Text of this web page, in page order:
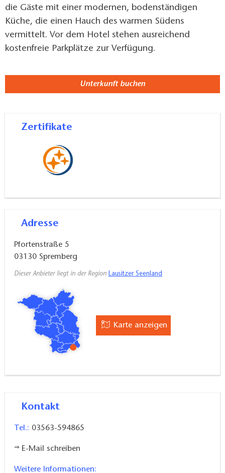
die Gäste mit einer modernen, bodenständigen
Küche, die einen Hauch des warmen Südens
vermittelt. Vor dem Hotel stehen ausreichend
kostenfreie Parkplätze zur Verfügung.
Unterkunft buchen
Zertifikate
Adresse
Pfortenstraße 5
03130 Spremberg
Dieser Anbieter liegt in der Region Lausitzer Seenland
Karte anzeigen
Kontakt
Tel.: 03563-594865
E-Mail schreiben
Weitere Informationen: